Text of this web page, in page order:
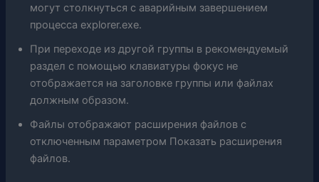
могут столкнуться с аварийным завершением
процесса explorer.exe.
При переходе из другой группы в рекомендуемый
раздел с помощью клавиатуры фокус не
отображается на заголовке группы или файлах
должным образом.
Файлы отображают расширения файлов с
отключенным параметром Показать расширения
файлов.